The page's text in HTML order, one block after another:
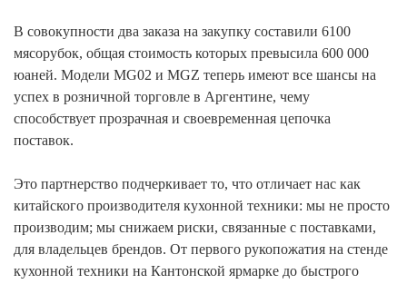
В совокупности два заказа на закупку составили 6100
мясорубок, общая стоимость которых превысила 600 000
юаней. Модели MG02 и MGZ теперь имеют все шансы на
успех в розничной торговле в Аргентине, чему
способствует прозрачная и своевременная цепочка
поставок.
Это партнерство подчеркивает то, что отличает нас как
китайского производителя кухонной техники: мы не просто
производим; мы снижаем риски, связанные с поставками,
для владельцев брендов. От первого рукопожатия на стенде
кухонной техники на Кантонской ярмарке до быстрого